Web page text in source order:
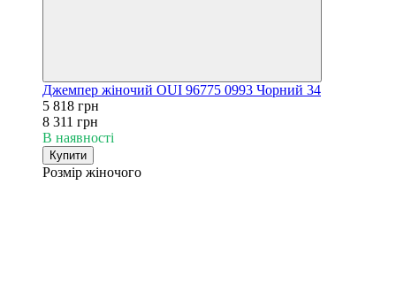
Джемпер жіночий OUI 96775 0993 Чорний 34
5 818 грн
8 311 грн
В наявності
Купити
Розмір жіночого